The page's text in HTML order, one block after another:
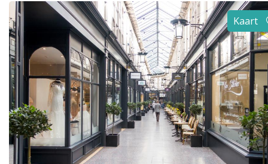
Uitgelichte bestemmingen
Alle steden
Phoenix
Kaart